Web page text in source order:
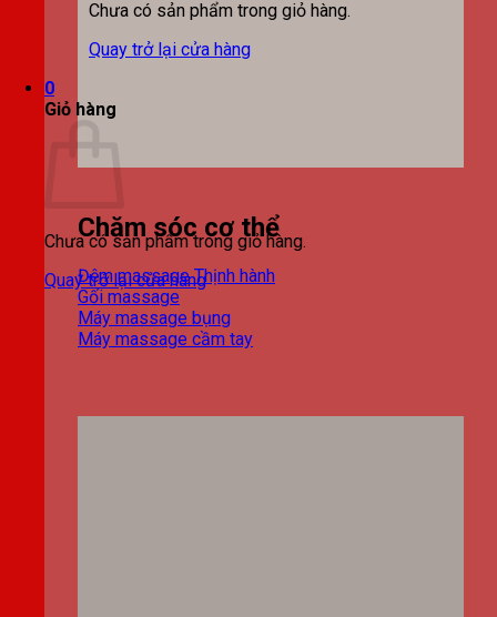
Chưa có sản phẩm trong giỏ hàng.
Quay trở lại cửa hàng
0
Giỏ hàng
Chưa có sản phẩm trong giỏ hàng.
Quay trở lại cửa hàng
Chăm sóc cơ thể
Đệm massage
Gối massage
Máy massage bụng
Máy massage cầm tay